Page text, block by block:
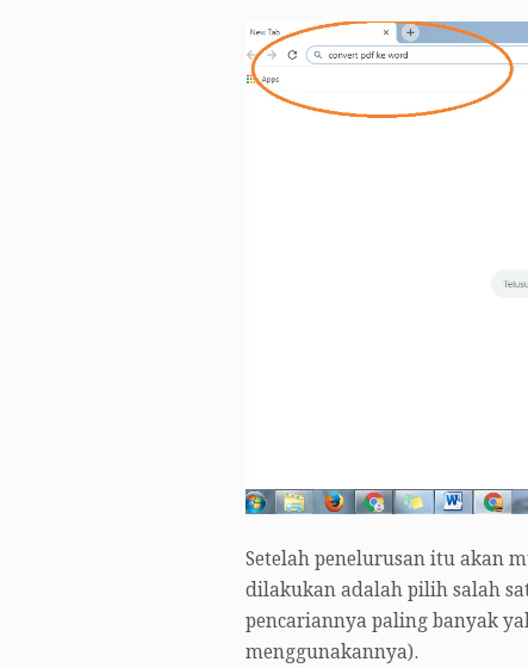
Setelah penelurusan itu akan
dilakukan adalah pilih salah
pencariannya paling banyak
menggunakannya).